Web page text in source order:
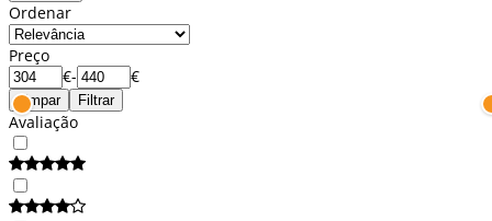
Ordenar
Preço
€- €
Limpar Filtrar
Avaliação